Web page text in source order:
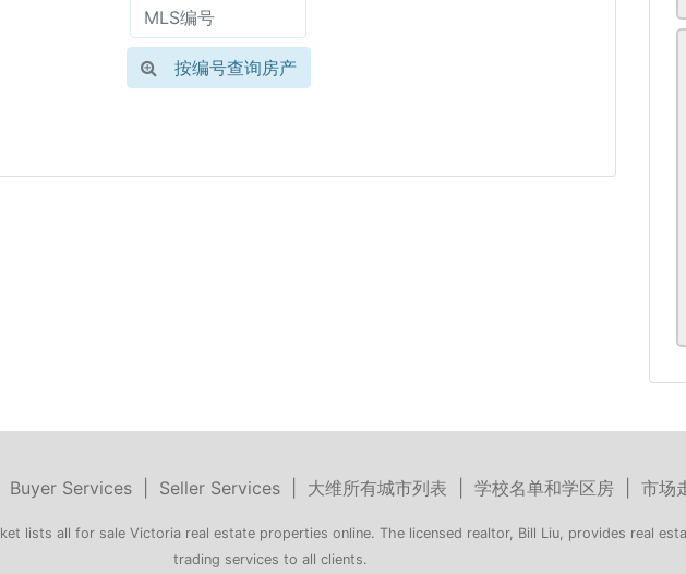
按编号查询房产
Buyer Services Seller Services 大维所有城市列表 学校名单和学区房 市场
lists all for sale Victoria real estate properties online. The licensed realtor, Bill Liu, provides real
trading services to all clients.